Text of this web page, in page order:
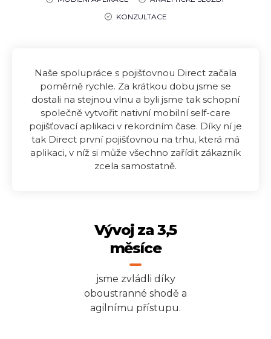
KONZULTACE
Naše spolupráce s pojišťovnou Direct začala
poměrně rychle. Za krátkou dobu jsme se
dostali na stejnou vlnu a byli jsme tak schopní
společně vytvořit nativní mobilní self-care
pojišťovací aplikaci v rekordním čase. Díky ní je
tak Direct první pojišťovnou na trhu, která má
aplikaci, v níž si může všechno zařídit zákazník
zcela samostatně.
Vývoj za 3,5
měsíce
jsme zvládli díky
oboustranné shodě a
agilnímu přístupu.